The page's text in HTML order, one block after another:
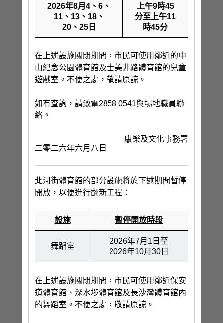
2026年8月4、6、
11、13、18、
20、25日
上午9時45
分至上午11
時45分
在上述設施關閉期間，市民可使用鄰近的中
山紀念公園體育館及士美非路體育館的兒童
遊戲室。不便之處，敬請原諒。
如有查詢，請致電2858 0541與場地職員聯
絡。
康樂及文化事務署
二零二六年六月八日
北河街體育館的部分設施將於下述期間暫停
開放，以便進行翻新工程：
設施 暫停開放時段
舞蹈室
2026年7月1日至
2026年10月30日
在上述設施關閉期間，市民可使用鄰近保安
道體育館、深水埗體育館及長沙灣體育館內
的舞蹈室。不便之處，敬請原諒。